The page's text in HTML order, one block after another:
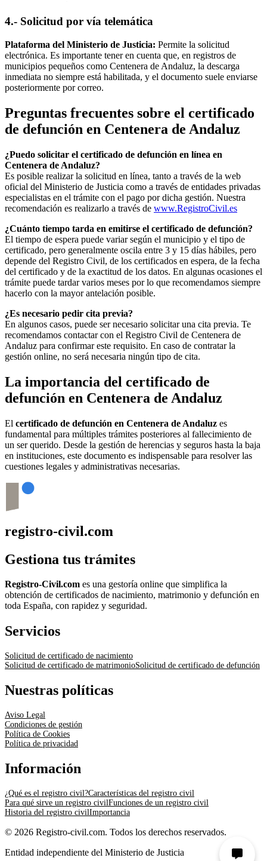
4.- Solicitud por vía telemática
Plataforma del Ministerio de Justicia: Permite la solicitud
electrónica. Es importante tener en cuenta que, en registros de
municipios pequeños como Centenera de Andaluz, la descarga
inmediata no siempre está habilitada, y el documento suele enviarse
posteriormente por correo.
Preguntas frecuentes sobre el certificado
de defunción en Centenera de Andaluz
¿Puedo solicitar el certificado de defunción en línea en
Centenera de Andaluz?
Es posible realizar la solicitud en línea, tanto a través de la web
oficial del Ministerio de Justicia como a través de entidades privadas
especialistas en el trámite con el pago por dicha gestión. Nuestra
recomendación es realizarlo a través de www.RegistroCivil.es
¿Cuánto tiempo tarda en emitirse el certificado de defunción?
El tiempo de espera puede variar según el municipio y el tipo de
certificado, pero generalmente oscila entre 3 y 15 días hábiles, pero
depende del Registro Civil, de los certificados en espera, de la fecha
del certificado y de la exactitud de los datos. En algunas ocasiones el
trámite puede tardar varios meses por lo que recomendamos siempre
hacerlo con la mayor antelación posible.
¿Es necesario pedir cita previa?
En algunos casos, puede ser necesario solicitar una cita previa. Te
recomendamos contactar con el Registro Civil de Centenera de
Andaluz para confirmar este requisito. En caso de contratar la
gestión online, no será necesaria ningún tipo de cita.
La importancia del certificado de
defunción en Centenera de Andaluz
El certificado de defunción en Centenera de Andaluz es
fundamental para múltiples trámites posteriores al fallecimiento de
un ser querido. Desde la gestión de herencias y seguros hasta la baja
en instituciones, este documento es indispensable para resolver las
cuestiones legales y administrativas necesarias.
registro-civil.com
Gestiona tus trámites
Registro-Civil.com es una gestoría online que simplifica la
obtención de certificados de nacimiento, matrimonio y defunción en
toda España, con rapidez y seguridad.
Servicios
Solicitud de certificado de nacimiento
Solicitud de certificado de matrimonioSolicitud de certificado de defunción
Nuestras políticas
Aviso Legal
Condiciones de gestión
Política de Cookies
Política de privacidad
Información
¿Qué es el registro civil?Características del registro civil
Para qué sirve un registro civilFunciones de un registro civil
Historia del registro civilImportancia
© 2026 Registro-civil.com. Todos los derechos reservados.
Entidad independiente del Ministerio de Justicia